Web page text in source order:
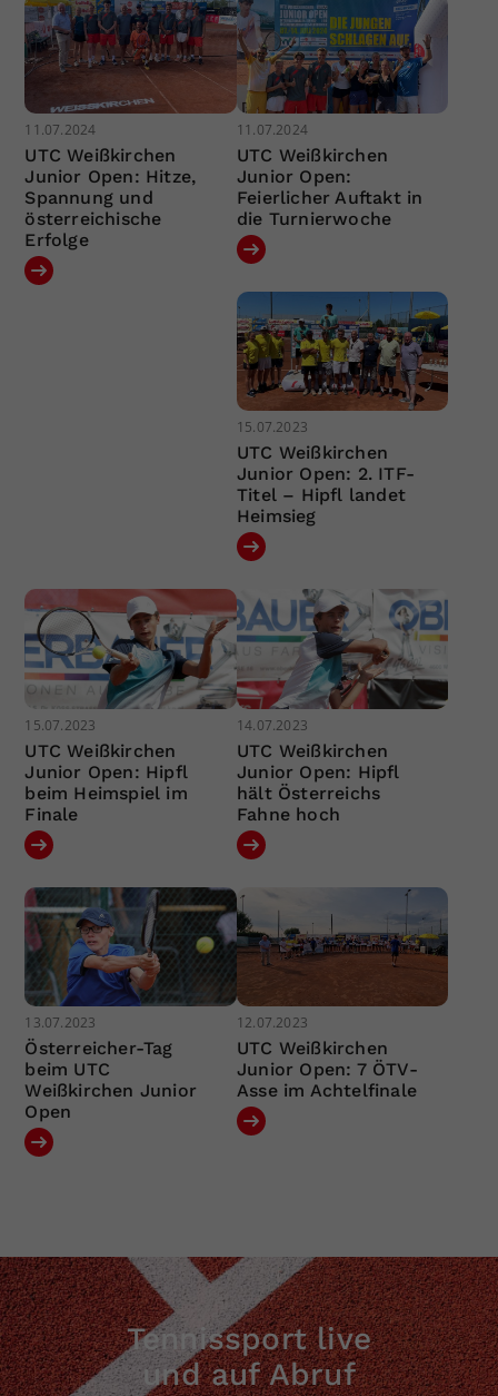
11.07.2024
UTC Weißkirchen
Junior Open: Hitze,
Spannung und
österreichische
Erfolge
11.07.2024
UTC Weißkirchen
Junior Open:
Feierlicher Auftakt in
die Turnierwoche
15.07.2023
UTC Weißkirchen
Junior Open: 2. ITF-
Titel – Hipfl landet
Heimsieg
15.07.2023
UTC Weißkirchen
Junior Open: Hipfl
beim Heimspiel im
Finale
14.07.2023
UTC Weißkirchen
Junior Open: Hipfl
hält Österreichs
Fahne hoch
13.07.2023
Österreicher-Tag
beim UTC
Weißkirchen Junior
Open
12.07.2023
UTC Weißkirchen
Junior Open: 7 ÖTV-
Asse im Achtelfinale
Tennissport live
und auf Abruf